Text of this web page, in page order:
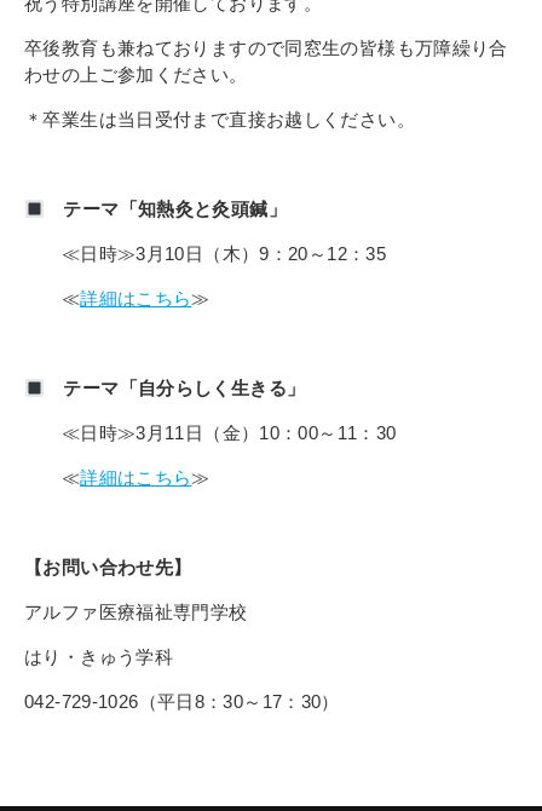
コラム
お問い合わせ
個人情報の取り扱いについて
卒後教育も兼ねておりますので同窓生の皆様も万障繰り合
わせの上ご参加ください。
＊卒業生は当日受付まで直接お越しください。
テーマ「知熱灸と灸頭鍼」
≪日時≫3月10日（木）9：20～12：35
≪詳細はこちら≫
テーマ「自分らしく生きる」
≪日時≫3月11日（金）10：00～11：30
≪詳細はこちら≫
【お問い合わせ先】
アルファ医療福祉専門学校
はり・きゅう学科
042-729-1026（平日8：30～17：30）